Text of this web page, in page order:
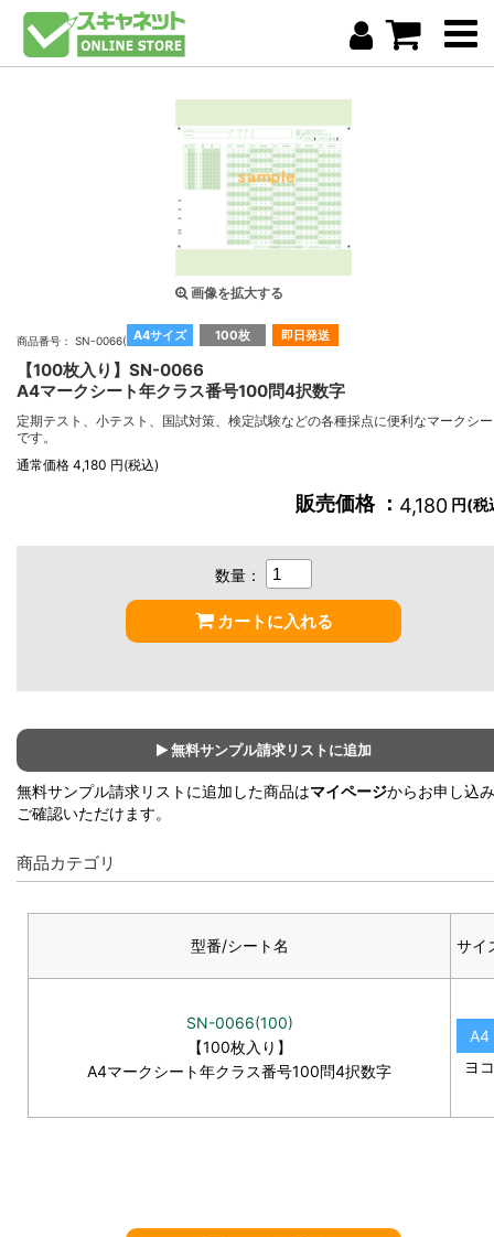
画像を拡大する
A4サイズ 100枚 即日発送
商品番号： SN-0066(100)
【100枚入り】SN-0066
A4マークシート年クラス番号100問4択数字
定期テスト、小テスト、国試対策、検定試験などの各種採点に便利なマークシ
です。
通常価格 4,180 円(税込)
販売価格 ： 4,180 円(税
数量：
カートに入れる
無料サンプル請求リストに追加
無料サンプル請求リストに追加した商品はマイページからお申し込
ご確認いただけます。
商品カテゴリ
型番/シート名 サイ
SN-0066(100)
【100枚入り】
A4マークシート年クラス番号100問4択数字
A4
ヨコ